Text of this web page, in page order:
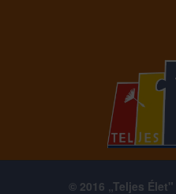
© 2016 „Teljes